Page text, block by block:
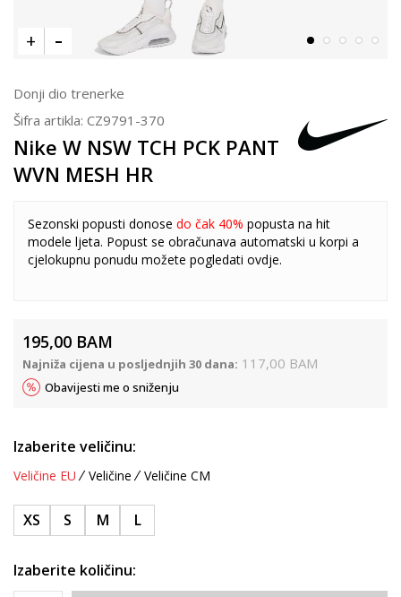
Donji dio trenerke
Šifra artikla: CZ9791-370
Nike W NSW TCH PCK PANT
WVN MESH HR
Sezonski popusti donose do čak 40% popusta na hit
modele ljeta. Popust se obračunava automatski u korpi a
cjelokupnu ponudu možete pogledati ovdje.
195,00 BAM
Najniža cijena u posljednjih 30 dana: 117,00 BAM
Obavijesti me o sniženju
Izaberite veličinu:
Veličine EU Veličine Veličine CM
XS S M L
Izaberite količinu: